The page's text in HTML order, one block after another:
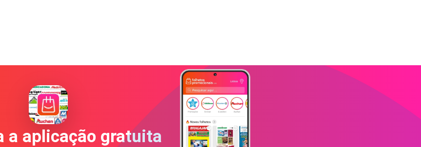
a aplicação gratuita